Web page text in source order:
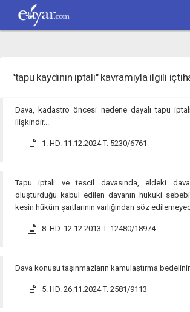
"tapu kaydının iptali" kavramıyla ilgili
Dava, kadastro öncesi nedene dayalı tapu
ilişkindir...
1. HD. 11.12.2024 T. 5230/6761
Tapu iptali ve tescil davasında, eldeki
oluşturduğu kabul edilen davanın hukuki sebebi
kesin hüküm şartlarının varlığından söz
8. HD. 12.12.2013 T. 12480/18974
Dava konusu taşınmazların kamulaştırma
5. HD. 26.11.2024 T. 2581/9113